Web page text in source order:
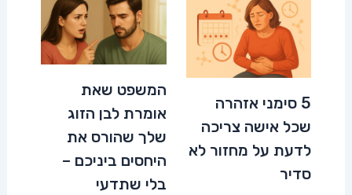
5 סימני אזהרה
שכל אישה צריכה
לדעת על מחזור לא
סדיר
המשפט שאת
אומרת לבן הזוג
שלך שהורס את
היחסים ביניכם –
בלי שתדעי